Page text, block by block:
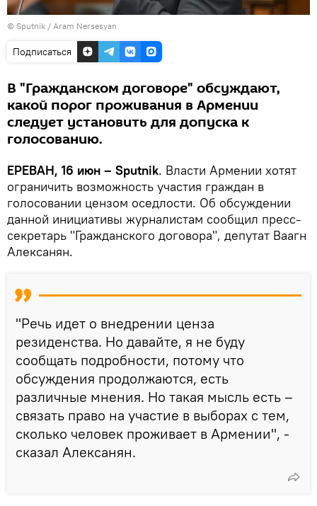
© Sputnik / Aram Nersesyan
Подписаться
В "Гражданском договоре" обсуждают,
какой порог проживания в Армении
следует установить для допуска к
голосованию.
ЕРЕВАН, 16 июн – Sputnik. Власти Армении хотят
ограничить возможность участия граждан в
голосовании цензом оседлости. Об обсуждении
данной инициативы журналистам сообщил пресс-
секретарь "Гражданского договора", депутат Ваагн
Алексанян.
"Речь идет о внедрении ценза
резиденства. Но давайте, я не буду
сообщать подробности, потому что
обсуждения продолжаются, есть
различные мнения. Но такая мысль есть –
связать право на участие в выборах с тем,
сколько человек проживает в Армении", -
сказал Алексанян.